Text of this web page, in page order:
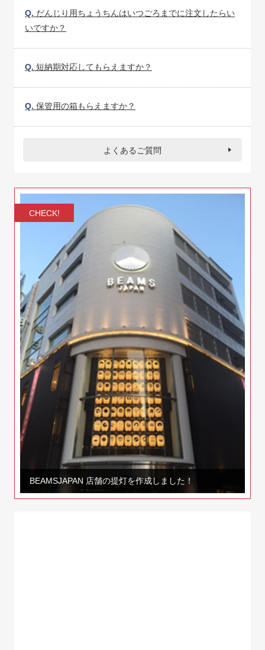
Q. だんじり用ちょうちんはいつごろまでに注文したらい
いですか？
Q. 短納期対応してもらえますか？
Q. 保管用の箱もらえますか？
よくあるご質問
CHECK!
BEAMSJAPAN 店舗の提灯を作成しました！